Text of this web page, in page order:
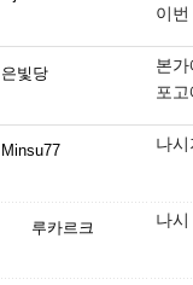
이
은빛당
본
포
Minsu77 나
루카르크 나